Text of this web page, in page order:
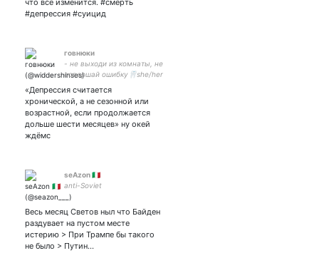
что все изменится. #смерть
#депрессия #суицид
говнюки
- не выходи из комнаты, не
совершай ошибку🦷she/her
джостен, регулус и римус
-кинни🦷
«Депрессия считается
хронической, а не сезонной или
возрастной, если продолжается
дольше шести месяцев» ну окей
ждёмс
seAzon 🇮🇹
anti-Soviet
Весь месяц Светов ныл что Байден
раздувает на пустом месте
истерию > При Трампе бы такого
не было > Путин…